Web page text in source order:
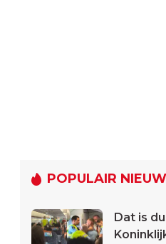
POPULAIR
Dat is